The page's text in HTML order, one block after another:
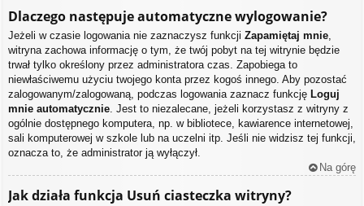
Dlaczego następuje automatyczne wylogowanie?
Jeżeli w czasie logowania nie zaznaczysz funkcji Zapamiętaj mnie,
witryna zachowa informację o tym, że twój pobyt na tej witrynie będzie
trwał tylko określony przez administratora czas. Zapobiega to
niewłaściwemu użyciu twojego konta przez kogoś innego. Aby pozostać
zalogowanym/zalogowaną, podczas logowania zaznacz funkcję Loguj
mnie automatycznie. Jest to niezalecane, jeżeli korzystasz z witryny z
ogólnie dostępnego komputera, np. w bibliotece, kawiarence internetowej,
sali komputerowej w szkole lub na uczelni itp. Jeśli nie widzisz tej funkcji,
oznacza to, że administrator ją wyłączył.
Na górę
Jak działa funkcja Usuń ciasteczka witryny?